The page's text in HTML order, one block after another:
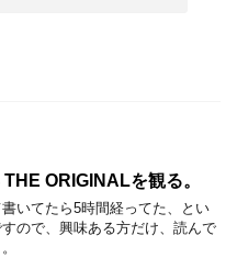
ORIGINALを観る。
いてたら5時間経ってた、とい
ので、興味ある方だけ、読んで